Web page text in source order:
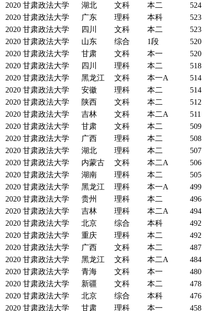
2020 甘肃政法大学 湖北 文科 本二
524
2020 甘肃政法大学 广东 理科 本科
523
2020 甘肃政法大学 四川 文科 本二
523
2020 甘肃政法大学 山东 综合 1段
520
2020 甘肃政法大学 甘肃 文科 本一
520
2020 甘肃政法大学 四川 理科 本二
518
2020 甘肃政法大学 黑龙江 文科 本一A
514
2020 甘肃政法大学 安徽 理科 本二
514
2020 甘肃政法大学 陕西 文科 本二
512
2020 甘肃政法大学 吉林 文科 本二A
511
2020 甘肃政法大学 甘肃 文科 本二
509
2020 甘肃政法大学 广西 理科 本二
508
2020 甘肃政法大学 湖北 理科 本二
507
2020 甘肃政法大学 内蒙古 文科 本二A
506
2020 甘肃政法大学 湖南 理科 本二
505
2020 甘肃政法大学 黑龙江 理科 本一A
499
2020 甘肃政法大学 贵州 理科 本二
496
2020 甘肃政法大学 吉林 理科 本二A
494
2020 甘肃政法大学 北京 综合 本科
492
2020 甘肃政法大学 重庆 理科 本二
492
2020 甘肃政法大学 广西 文科 本二
487
2020 甘肃政法大学 黑龙江 文科 本二A
484
2020 甘肃政法大学 青海 文科 本一
480
2020 甘肃政法大学 新疆 文科 本二
478
2020 甘肃政法大学 北京 综合 本科
476
2020 甘肃政法大学 甘肃 理科 本一 458